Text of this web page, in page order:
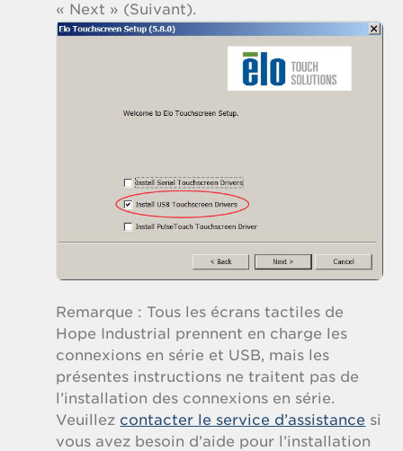
« Next » (Suivant).
Remarque : Tous les écrans tactiles de
Hope Industrial prennent en charge les
connexions en série et USB, mais les
présentes instructions ne traitent pas de
l’installation des connexions en série.
Veuillez contacter le service d’assistance si
vous avez besoin d’aide pour l’installation